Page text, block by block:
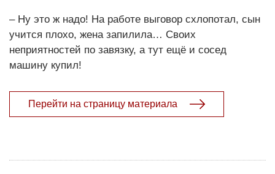
– Ну это ж надо! На работе выговор схлопотал, сын
учится плохо, жена запилила… Своих
неприятностей по завязку, а тут ещё и сосед
машину купил!
Перейти на страницу материала